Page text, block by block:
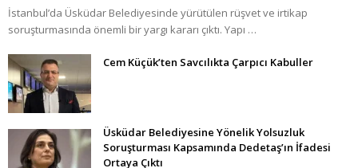
İstanbul’da Üsküdar Belediyesinde yürütülen rüşvet ve irtikap
soruşturmasında önemli bir yargı kararı çıktı. Yapı …
Cem Küçük’ten Savcılıkta Çarpıcı Kabuller
Üsküdar Belediyesine Yönelik Yolsuzluk
Soruşturması Kapsamında Dedetaş’ın İfadesi
Ortaya Çıktı